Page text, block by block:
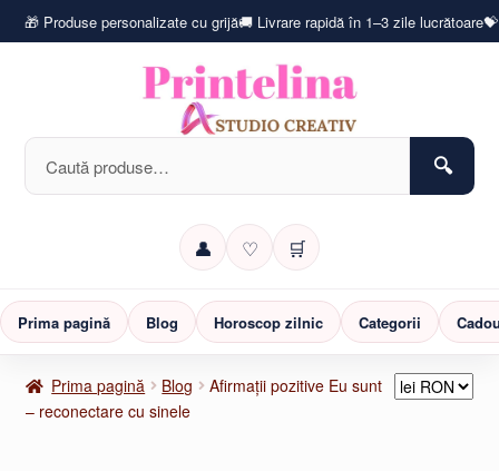
🎁 Produse personalizate cu grijă🚚 Livrare rapidă în 1–3 zile lucrătoare
Caută
după:
👤 ♡ 🛒
Prima pagină Blog Horoscop zilnic Categorii
Prima pagină Blog
Afirmații pozitive Eu sunt
– reconectare cu sinele